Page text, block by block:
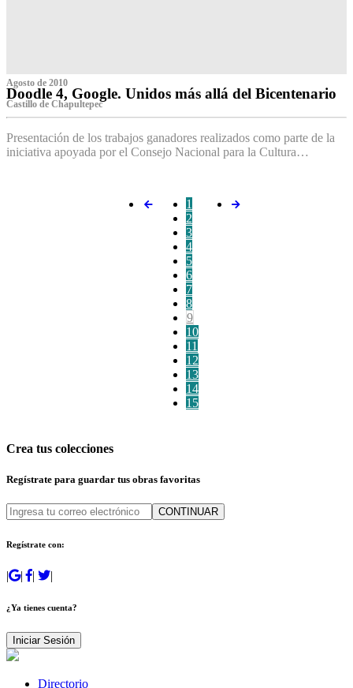
Agosto de 2010
Doodle 4, Google. Unidos más allá del Bicentenario
Castillo de Chapultepec
Presentación de los trabajos ganadores realizados como parte de la
iniciativa apoyada por el Consejo Nacional para la Cultura…
1
2
3
4
5
6
7
8
9
10
11
12
13
14
15
Crea tus colecciones
Regístrate para guardar tus obras favoritas
CONTINUAR
Regístrate con:
| | | |
¿Ya tienes cuenta?
Iniciar Sesión
Directorio